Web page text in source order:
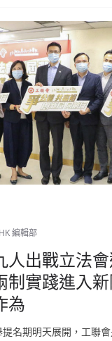
編輯部
人出戰立法
制實踐進入
為
名期明天展開，工聯